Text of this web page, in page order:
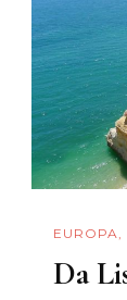
EUROPA
Da